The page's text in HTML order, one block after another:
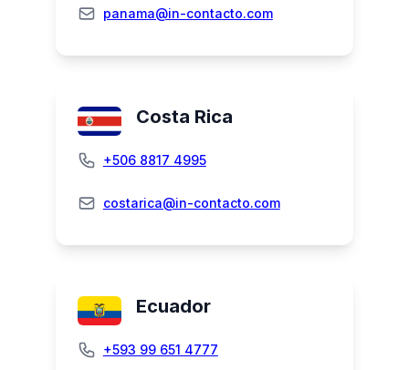
panama@in-contacto.com
Costa Rica
+506 8817 4995
costarica@in-contacto.com
Ecuador
+593 99 651 4777